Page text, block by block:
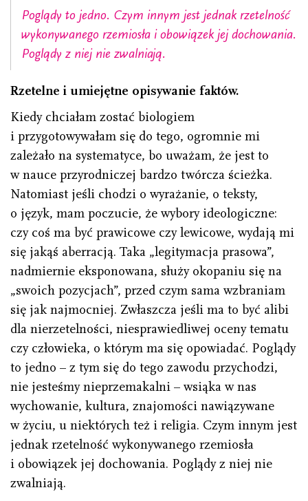
Poglądy to jedno. Czym innym jest jednak rzetelność
wykonywanego rzemiosła i obowiązek jej dochowania.
Poglądy z niej nie zwalniają.
Rzetelne i umiejętne opisywanie faktów.
Kiedy chciałam zostać biologiem
i przygotowywałam się do tego, ogromnie mi
zależało na systematyce, bo uważam, że jest to
w nauce przyrodniczej bardzo twórcza ścieżka.
Natomiast jeśli chodzi o wyrażanie, o teksty,
o język, mam poczucie, że wybory ideologiczne:
czy coś ma być prawicowe czy lewicowe, wydają mi
się jakąś aberracją. Taka „legitymacja prasowa”,
nadmiernie eksponowana, służy okopaniu się na
„swoich pozycjach”, przed czym sama wzbraniam
się jak najmocniej. Zwłaszcza jeśli ma to być alibi
dla nierzetelności, niesprawiedliwej oceny tematu
czy człowieka, o którym ma się opowiadać. Poglądy
to jedno – z tym się do tego zawodu przychodzi,
nie jesteśmy nieprzemakalni – wsiąka w nas
wychowanie, kultura, znajomości nawiązywane
w życiu, u niektórych też i religia. Czym innym jest
jednak rzetelność wykonywanego rzemiosła
i obowiązek jej dochowania. Poglądy z niej nie
zwalniają.